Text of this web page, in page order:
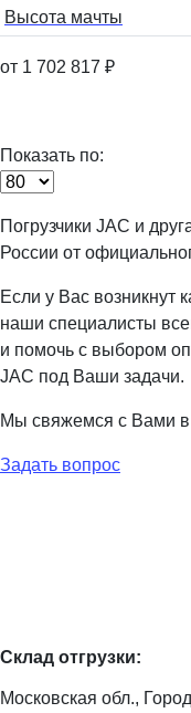
Высота мачты
от 1 702 817 ₽
Показать по:
Погрузчики JAC и
России от
Если у Вас возникнут
наши специалисты
и помочь с выбором
JAC под Ваши задачи.
Мы свяжемся с Вами
Задать вопрос
Склад отгрузки:
Московская обл.,